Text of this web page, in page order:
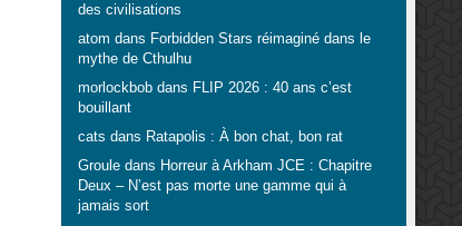
des civilisations
atom dans Forbidden Stars réimaginé dans le
mythe de Cthulhu
morlockbobdans FLIP 2026 : 40 ans c’est
bouillant
cats dans Ratapolis : À bon chat, bon rat
Grouledans Horreur à Arkham JCE : Chapitre
Deux – N’est pas morte une gamme qui à
jamais sort